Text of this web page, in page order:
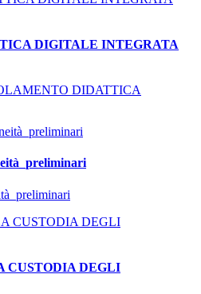
DIGITALE INTEGRATA
DIDATTICA
CUSTODIA DEGLI